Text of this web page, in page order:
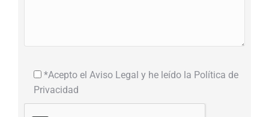
*Acepto el Aviso Legal y he leído la Política de
Privacidad